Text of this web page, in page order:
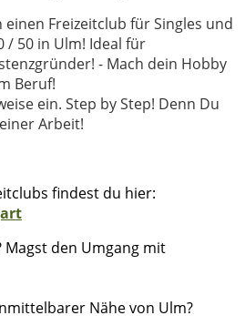
Freizeitclub für Singles und
/ 50 in Ulm! Ideal für
- Mach dein Hobby
Beruf!
ein. Step by Step! Denn Du
Arbeit!
findest du hier:
den Umgang mit
Nähe von Ulm?